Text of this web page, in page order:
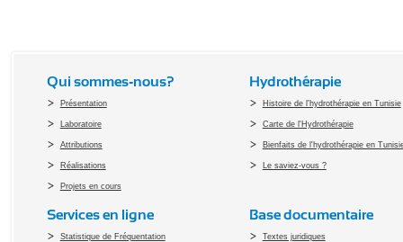
Qui sommes-nous?
Présentation
Laboratoire
Attributions
Réalisations
Projets en cours
Hydrothérapie
Histoire de l'hydrothérapie en Tunisie
Carte de l'Hydrothérapie
Bienfaits de l'hydrothérapie en
Le saviez-vous ?
Services en ligne
Statistique de Fréquentation
Base documentaire
Textes juridiques